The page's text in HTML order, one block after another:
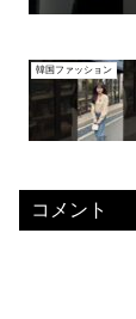
韓国ファッション
コメント